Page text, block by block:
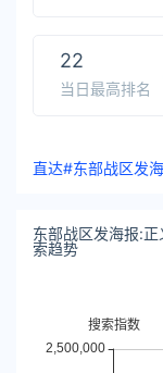
22
当日最高排名
直达#东部战区发
东部战区发海报:
索趋势